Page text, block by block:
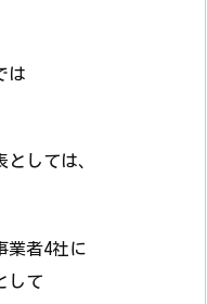
は
しては、
者4社に
して